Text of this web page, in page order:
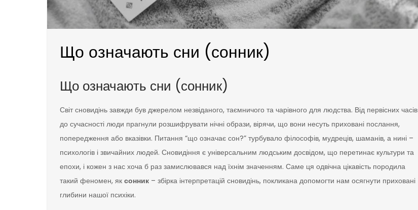
Що означають сни (сонник)
Що означають сни (сонник)
Світ сновидінь завжди був джерелом незвіданого, таємничого та чарівного для людства. Від первісних часів
до сучасності люди прагнули розшифрувати нічні образи, вірячи, що вони несуть приховані послання,
попередження або вказівки. Питання “що означає сон?” турбувало філософів, мудреців, шаманів, а нині –
психологів і звичайних людей. Сновидіння є універсальним людським досвідом, що перетинає культури та
епохи, і кожен з нас хоча б раз замислювався над їхнім значенням. Саме ця одвічна цікавість породила
такий феномен, як сонник – збірка інтерпретацій сновидінь, покликана допомогти нам осягнути приховані
глибини нашої психіки.